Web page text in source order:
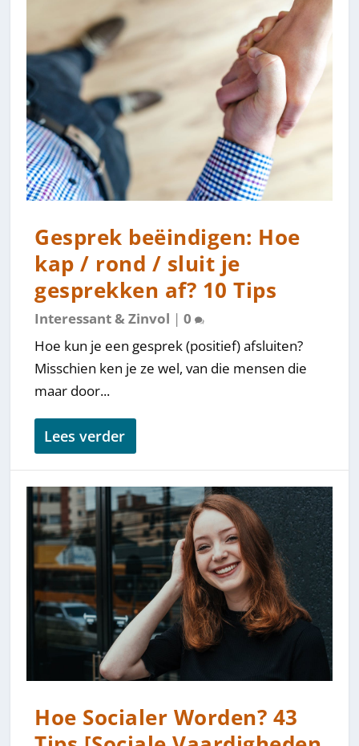
Gesprek beëindigen: Hoe
kap / rond / sluit je
gesprekken af? 10 Tips
Interessant & Zinvol |0
Hoe kun je een gesprek (positief) afsluiten?
Misschien ken je ze wel, van die mensen die
maar door...
Lees verder
Hoe Socialer Worden? 43